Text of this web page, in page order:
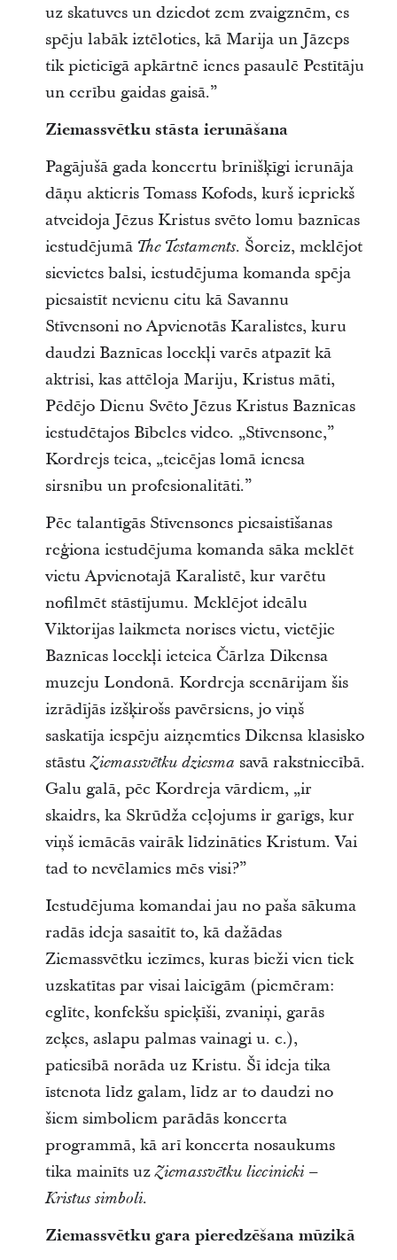
uz skatuves un dziedot zem zvaigznēm, es
spēju labāk iztēloties, kā Marija un Jāzeps
tik pieticīgā apkārtnē ienes pasaulē Pestītāju
un cerību gaidas gaisā.”
Ziemassvētku stāsta ierunāšana
Pagājušā gada koncertu brīnišķīgi ierunāja
dāņu aktieris Tomass Kofods, kurš iepriekš
atveidoja Jēzus Kristus svēto lomu baznīcas
iestudējumā The Testaments. Šoreiz, meklējot
sievietes balsi, iestudējuma komanda spēja
piesaistīt nevienu citu kā Savannu
Stīvensoni no Apvienotās Karalistes, kuru
daudzi Baznīcas locekļi varēs atpazīt kā
aktrisi, kas attēloja Mariju, Kristus māti,
Pēdējo Dienu Svēto Jēzus Kristus Baznīcas
iestudētajos Bībeles video. „Stīvensone,”
Kordrejs teica, „teicējas lomā ienesa
sirsnību un profesionalitāti.”
Pēc talantīgās Stīvensones piesaistīšanas
reģiona iestudējuma komanda sāka meklēt
vietu Apvienotajā Karalistē, kur varētu
nofilmēt stāstījumu. Meklējot ideālu
Viktorijas laikmeta norises vietu, vietējie
Baznīcas locekļi ieteica Čārlza Dikensa
muzeju Londonā. Kordreja scenārijam šis
izrādījās izšķirošs pavērsiens, jo viņš
saskatīja iespēju aizņemties Dikensa klasisko
stāstuZiemassvētku dziesma savā rakstniecībā.
Galu galā, pēc Kordreja vārdiem, „ir
skaidrs, ka Skrūdža ceļojums ir garīgs, kur
viņš iemācās vairāk līdzināties Kristum. Vai
tad to nevēlamies mēs visi?”
Iestudējuma komandai jau no paša sākuma
radās ideja sasaitīt to, kā dažādas
Ziemassvētku iezīmes, kuras bieži vien tiek
uzskatītas par visai laicīgām (piemēram:
eglīte, konfekšu spieķīši, zvaniņi, garās
zeķes, aslapu palmas vainagi u. c.),
patiesībā norāda uz Kristu. Šī ideja tika
īstenota līdz galam, līdz ar to daudzi no
šiem simboliem parādās koncerta
programmā, kā arī koncerta nosaukums
tika mainīts uzZiemassvētku liecinieki –
Kristus simboli.
Ziemassvētku gara pieredzēšana mūzikā